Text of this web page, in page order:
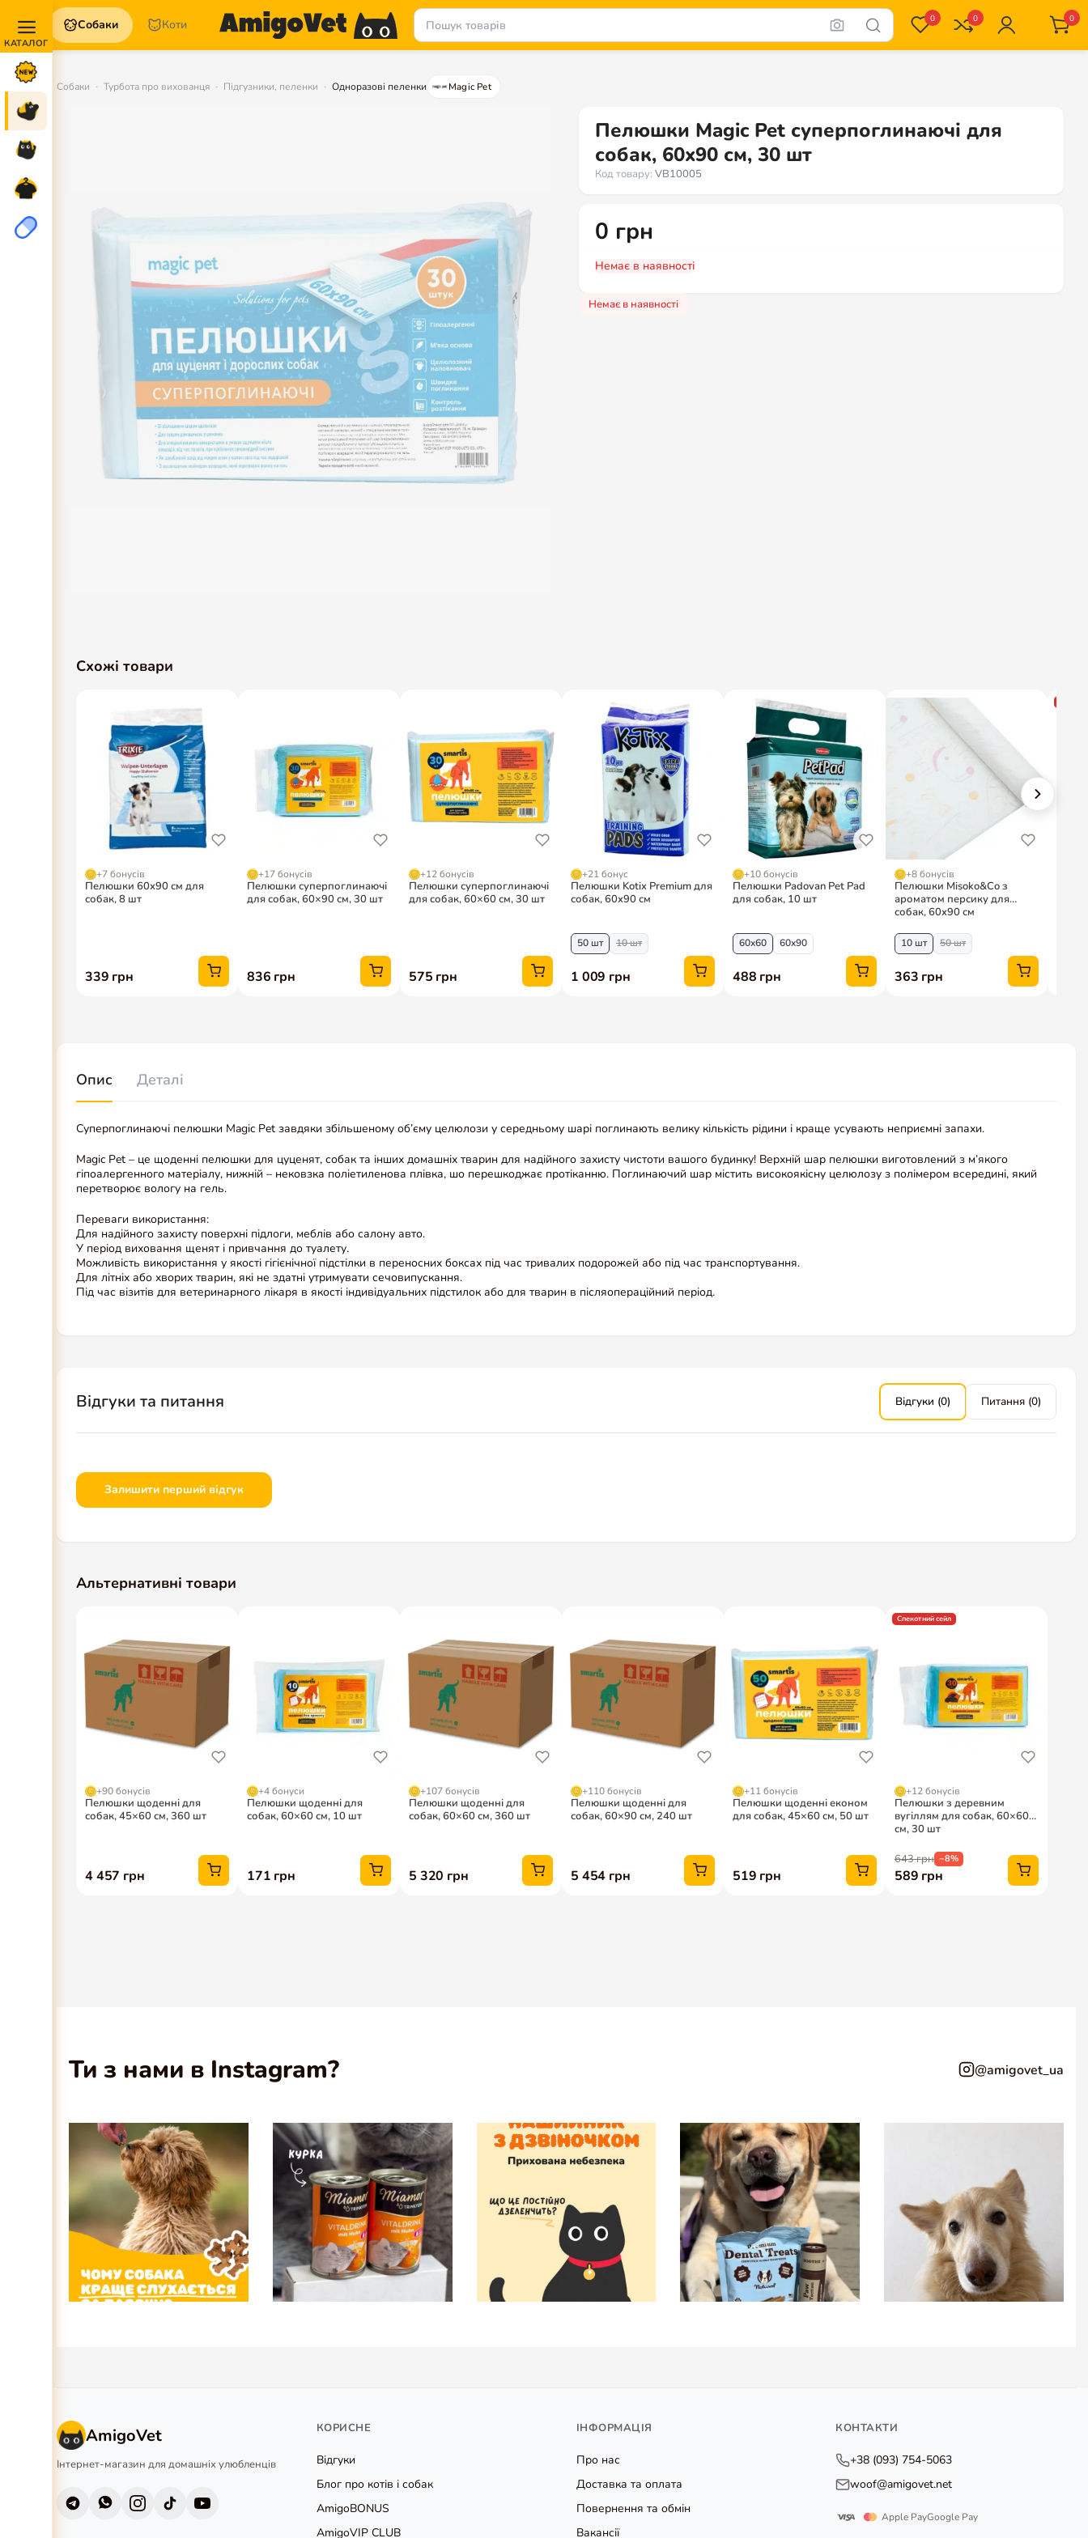
Собаки Коти 0 0 0
Собаки Турбота про вихованця Підгузники, пеленки Одноразові пеленки Magic Pet
Пелюшки Magic Pet суперпоглинаючі для
собак, 60x90 см, 30 шт
Код товару: VB10005
0 грн
Немає в наявності
Немає в наявності
Схожі товари
Опис Деталі
Суперпоглинаючі пелюшки Magic Pet завдяки збільшеному об’єму целюлози у середньому шарі поглинають велику кількість рідини і краще усувають неприємні запахи.
Magic Pet – це щоденні пелюшки для цуценят, собак та інших домашніх тварин для надійного захисту чистоти вашого будинку! Верхній шар пелюшки виготовлений з м’якого
гіпоалергенного матеріалу, нижній – нековзка поліетиленова плівка, шо перешкоджає протіканню. Поглинаючий шар містить високоякісну целюлозу з полімером всередині, який
перетворює вологу на гель.
Переваги використання:
Для надійного захисту поверхні підлоги, меблів або салону авто.
У період виховання щенят і привчання до туалету.
Можливість використання у якості гігієнічної підстілки в переносних боксах під час тривалих подорожей або під час транспортування.
Для літніх або хворих тварин, які не здатні утримувати сечовипускання.
Під час візитів для ветеринарного лікаря в якості індивідуальних підстилок або для тварин в післяопераційний період.
Відгуки та питання Відгуки (0) Питання (0)
Залишити перший відгук
Альтернативні товари
Ти з нами в Instagram? @amigovet_ua
AmigoVet
Інтернет-магазин для домашніх улюбленців
КОРИСНЕ
Відгуки
Блог про котів і собак
AmigoBONUS
AmigoVIP CLUB
ІНФОРМАЦІЯ
Про нас
Доставка та оплата
Повернення та обмін
Вакансії
КОНТАКТИ
+38 (093) 754-5063
woof@amigovet.net
Apple PayGoogle Pay
Новинки